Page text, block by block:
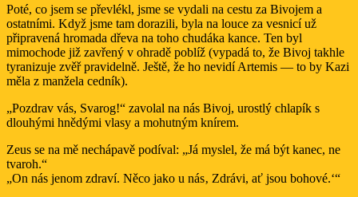
Poté, co jsem se převlékl, jsme se vydali na cestu za Bivojem a
ostatními. Když jsme tam dorazili, byla na louce za vesnicí už
připravená hromada dřeva na toho chudáka kance. Ten byl
mimochode již zavřený v ohradě poblíž (vypadá to, že Bivoj takhle
tyranizuje zvěř pravidelně. Ještě, že ho nevidí Artemis — to by Kazi
měla z manžela cedník).
„Pozdrav vás, Svarog!“ zavolal na nás Bivoj, urostlý chlapík s
dlouhými hnědými vlasy a mohutným knírem.
Zeus se na mě nechápavě podíval: „Já myslel, že má být kanec, ne
tvaroh.“
„On nás jenom zdraví. Něco jako u nás‚ Zdrávi, ať jsou bohové.‘“